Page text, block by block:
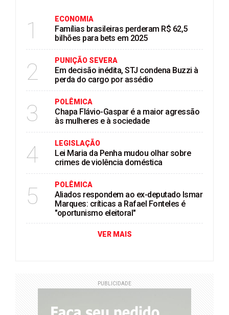
1 ECONOMIA
Famílias brasileiras perderam R$ 62,5
bilhões para bets em 2025
2 PUNIÇÃO SEVERA
Em decisão inédita, STJ condena Buzzi à
perda do cargo por assédio
3 POLÊMICA
Chapa Flávio-Gaspar é a maior agressão
às mulheres e à sociedade
4 LEGISLAÇÃO
Lei Maria da Penha mudou olhar sobre
crimes de violência doméstica
5 POLÊMICA
Aliados respondem ao ex-deputado Ismar
Marques: críticas a Rafael Fonteles é
"oportunismo eleitoral"
VER MAIS
PUBLICIDADE